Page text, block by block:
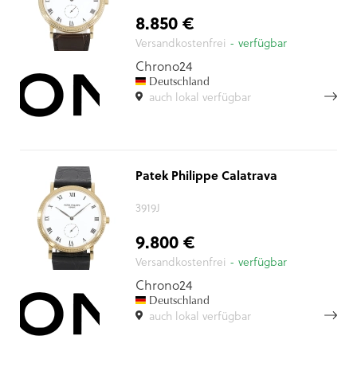
8.850 €
Versandkostenfrei - verfügbar
Chrono24
Deutschland
auch lokal verfügbar
Patek Philippe Calatrava
3919J
9.800 €
Versandkostenfrei - verfügbar
Chrono24
Deutschland
auch lokal verfügbar